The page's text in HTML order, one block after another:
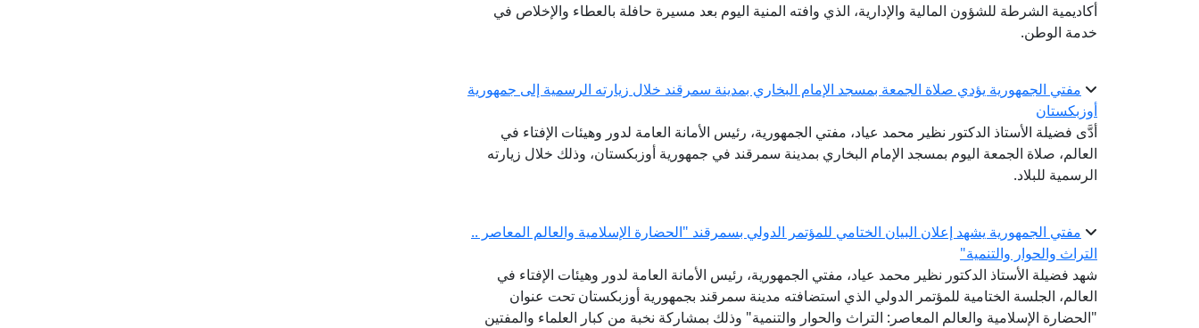
أكاديمية الشرطة للشؤون المالية والإدارية، الذي وافته المنية اليوم بعد مسيرة حافلة بالعطاء والإخلاص في
خدمة الوطن.
مفتي الجمهورية يؤدي صلاة الجمعة بمسجد الإمام البخاري بمدينة سمرقند خلال زيارته الرسمية إلى جمهورية
أوزبكستان
أدَّى فضيلة الأستاذ الدكتور نظير محمد عياد، مفتي الجمهورية، رئيس الأمانة العامة لدور وهيئات الإفتاء في
العالم، صلاة الجمعة اليوم بمسجد الإمام البخاري بمدينة سمرقند في جمهورية أوزبكستان، وذلك خلال زيارته
الرسمية للبلاد.
مفتي الجمهورية يشهد إعلان البيان الختامي للمؤتمر الدولي بسمرقند "الحضارة الإسلامية والعالم المعاصر ..
التراث والحوار والتنمية"
شهد فضيلة الأستاذ الدكتور نظير محمد عياد، مفتي الجمهورية، رئيس الأمانة العامة لدور وهيئات الإفتاء في
العالم، الجلسة الختامية للمؤتمر الدولي الذي استضافته مدينة سمرقند بجمهورية أوزبكستان تحت عنوان
"الحضارة الإسلامية والعالم المعاصر: التراث والحوار والتنمية" وذلك بمشاركة نخبة من كبار العلماء والمفتين